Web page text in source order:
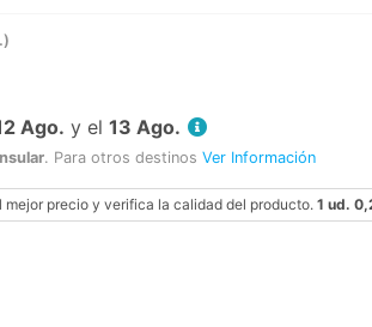
Ago. y el 13 Ago.
. Para otros destinos Ver Información
mejor precio y verifica la calidad del producto. 1 ud.